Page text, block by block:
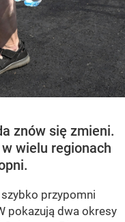
znów się zmieni.
wielu regionach
przypomni
pokazują dwa okresy